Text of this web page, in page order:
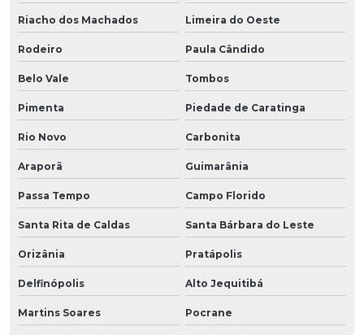
Riacho dos Machados Limeira do Oeste
Rodeiro Paula Cândido
Belo Vale Tombos
Pimenta Piedade de Caratinga
Rio Novo Carbonita
Araporã Guimarânia
Passa Tempo Campo Florido
Santa Rita de Caldas Santa Bárbara do Leste
Orizânia Pratápolis
Delfinópolis Alto Jequitibá
Martins Soares Pocrane